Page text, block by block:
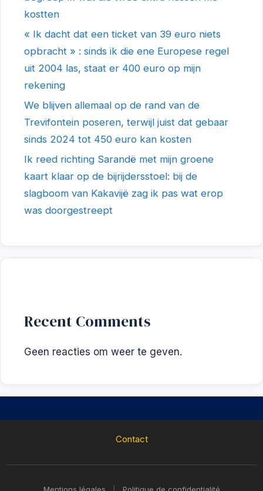
kostten
« Ik dacht dat een ticket van 39 euro niets
opbracht » : sinds ik die ene Europese regel
uit 2004 las, staat er 400 euro op mijn
rekening
We blijven allemaal op de rand van de
Trevifontein poseren, terwijl juist dat gebaar
sinds 2024 tot 450 euro kan kosten
Ik reed richting Sarandë met mijn groene
kaart klaar op de bijrijdersstoel: bij de
slagboom van Kakavijë zag ik pas wat erop
was doorgestreept
Recent Comments
Geen reacties om weer te geven.
Contact